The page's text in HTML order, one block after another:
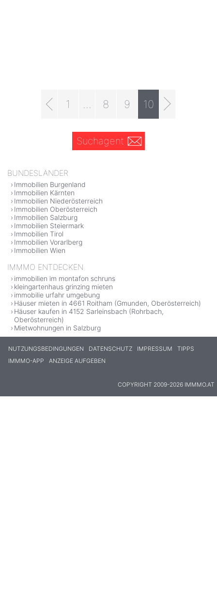
1 8 9 10
Suchagent
BUNDESLÄNDER
Immobilien Burgenland
Immobilien Kärnten
Immobilien Niederösterreich
Immobilien Oberösterreich
Immobilien Salzburg
Immobilien Steiermark
Immobilien Tirol
Immobilien Vorarlberg
Immobilien Wien
IMMMO ENTDECKEN
immobilien im montafon schruns
kleingartenhaus grinzing mieten
immobilie urfahr umgebung
Häuser mieten in 4661 Roitham (Gmunden, Oberösterreich)
Häuser kaufen in 4152 Sarleinsbach (Rohrbach,
Oberösterreich)
Mietwohnungen in Salzburg
NUTZUNGSBEDINGUNGEN DATENSCHUTZ IMPRESSUM
TIPPS
IMMMO-APP
ANZEIGE AUFGEBEN
COPYRIGHT 2009-2026 IMMMO.AT